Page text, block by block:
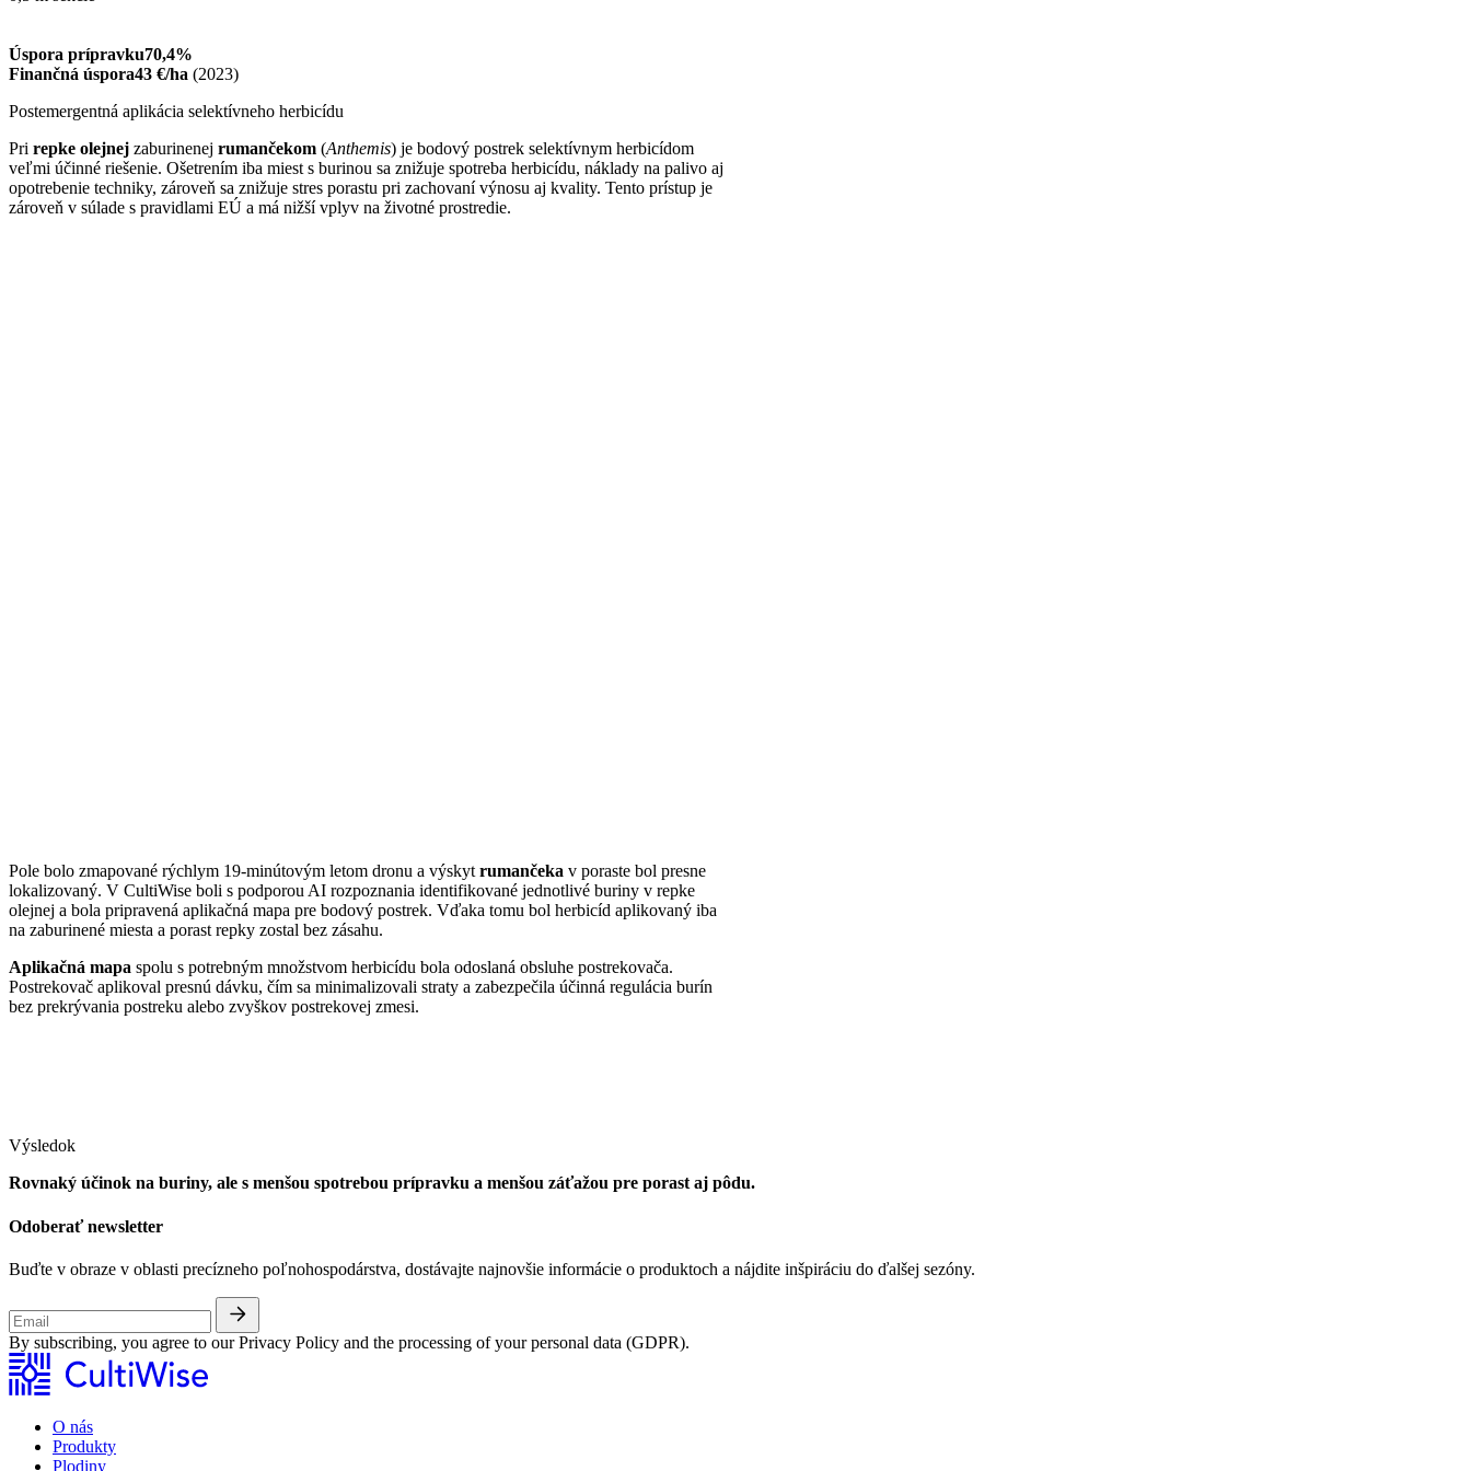
Úspora prípravku70,4%
Finančná úspora43 €/ha (2023)
Postemergentná aplikácia selektívneho herbicídu
Pri repke olejnej zaburinenej rumančekom (Anthemis) je bodový postrek selektívnym herbicídom
veľmi účinné riešenie. Ošetrením iba miest s burinou sa znižuje spotreba herbicídu, náklady na palivo aj
opotrebenie techniky, zároveň sa znižuje stres porastu pri zachovaní výnosu aj kvality. Tento prístup je
zároveň v súlade s pravidlami EÚ a má nižší vplyv na životné prostredie.
Pole bolo zmapované rýchlym 19-minútovým letom dronu a výskytrumančeka v poraste bol presne
lokalizovaný. V CultiWise boli s podporou AI rozpoznania identifikované jednotlivé buriny v repke
olejnej a bola pripravená aplikačná mapa pre bodový postrek. Vďaka tomu bol herbicíd aplikovaný iba
na zaburinené miesta a porast repky zostal bez zásahu.
Aplikačná mapa spolu s potrebným množstvom herbicídu bola odoslaná obsluhe postrekovača.
Postrekovač aplikoval presnú dávku, čím sa minimalizovali straty a zabezpečila účinná regulácia burín
bez prekrývania postreku alebo zvyškov postrekovej zmesi.
Výsledok
Rovnaký účinok na buriny, ale s menšou spotrebou prípravku a menšou záťažou pre porast aj pôdu.
Odoberať newsletter
Buďte v obraze v oblasti precízneho poľnohospodárstva, dostávajte najnovšie informácie o produktoch a nájdite inšpiráciu do ďalšej sezóny.
By subscribing, you agree to our Privacy Policy and the processing of your personal data (GDPR).
O nás
Produkty
Plodiny